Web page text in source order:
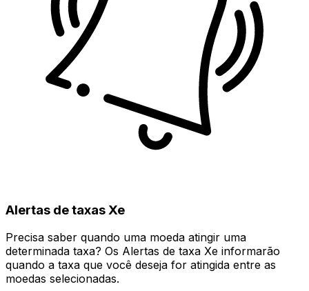
Alertas de taxas Xe
Precisa saber quando uma moeda atingir uma
determinada taxa? Os Alertas de taxa Xe informarão
quando a taxa que você deseja for atingida entre as
moedas selecionadas.